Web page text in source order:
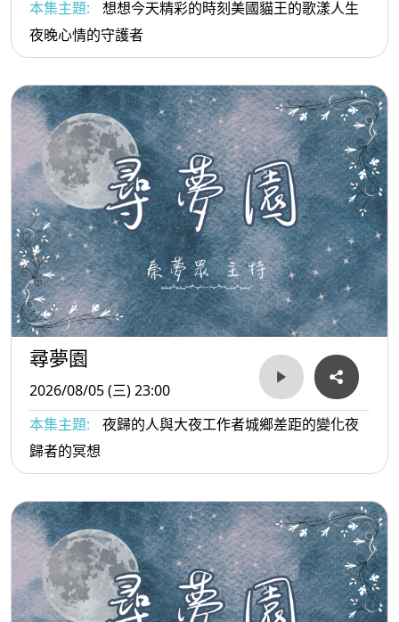
本集主題:
想想今天精彩的時刻美國貓王的歌漾人生
夜晚心情的守護者
尋夢園
2026/08/05 (三) 23:00
本集主題:
夜歸的人與大夜工作者城鄉差距的變化夜
歸者的冥想